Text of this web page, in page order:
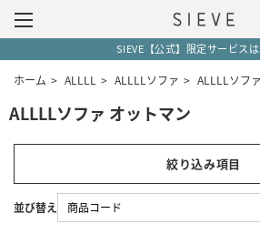
SIEVE【公式】限定サービス
ホーム > ALLLL > ALLLLソファ > ALLLLソフ
ALLLLソファ オットマン
絞り込み項目